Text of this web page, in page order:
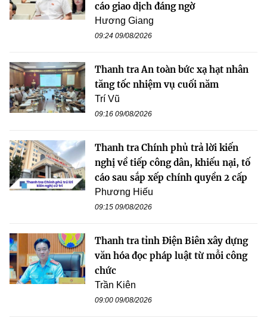
cáo giao dịch đáng ngờ
Hương Giang
09:24 09/08/2026
Thanh tra An toàn bức xạ hạt nhân
tăng tốc nhiệm vụ cuối năm
Trí Vũ
09:16 09/08/2026
Thanh tra Chính phủ trả lời kiến
nghị về tiếp công dân, khiếu nại, tố
cáo sau sắp xếp chính quyền 2 cấp
Phương Hiếu
09:15 09/08/2026
Thanh tra tỉnh Điện Biên xây dựng
văn hóa đọc pháp luật từ mỗi công
chức
Trần Kiên
09:00 09/08/2026